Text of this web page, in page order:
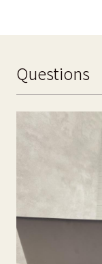
Questions